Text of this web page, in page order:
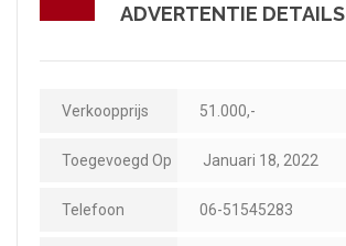
ADVERTENTIE DETAILS
Verkoopprijs 51.000,-
Toegevoegd Op Januari 18, 2022
Telefoon 06-51545283